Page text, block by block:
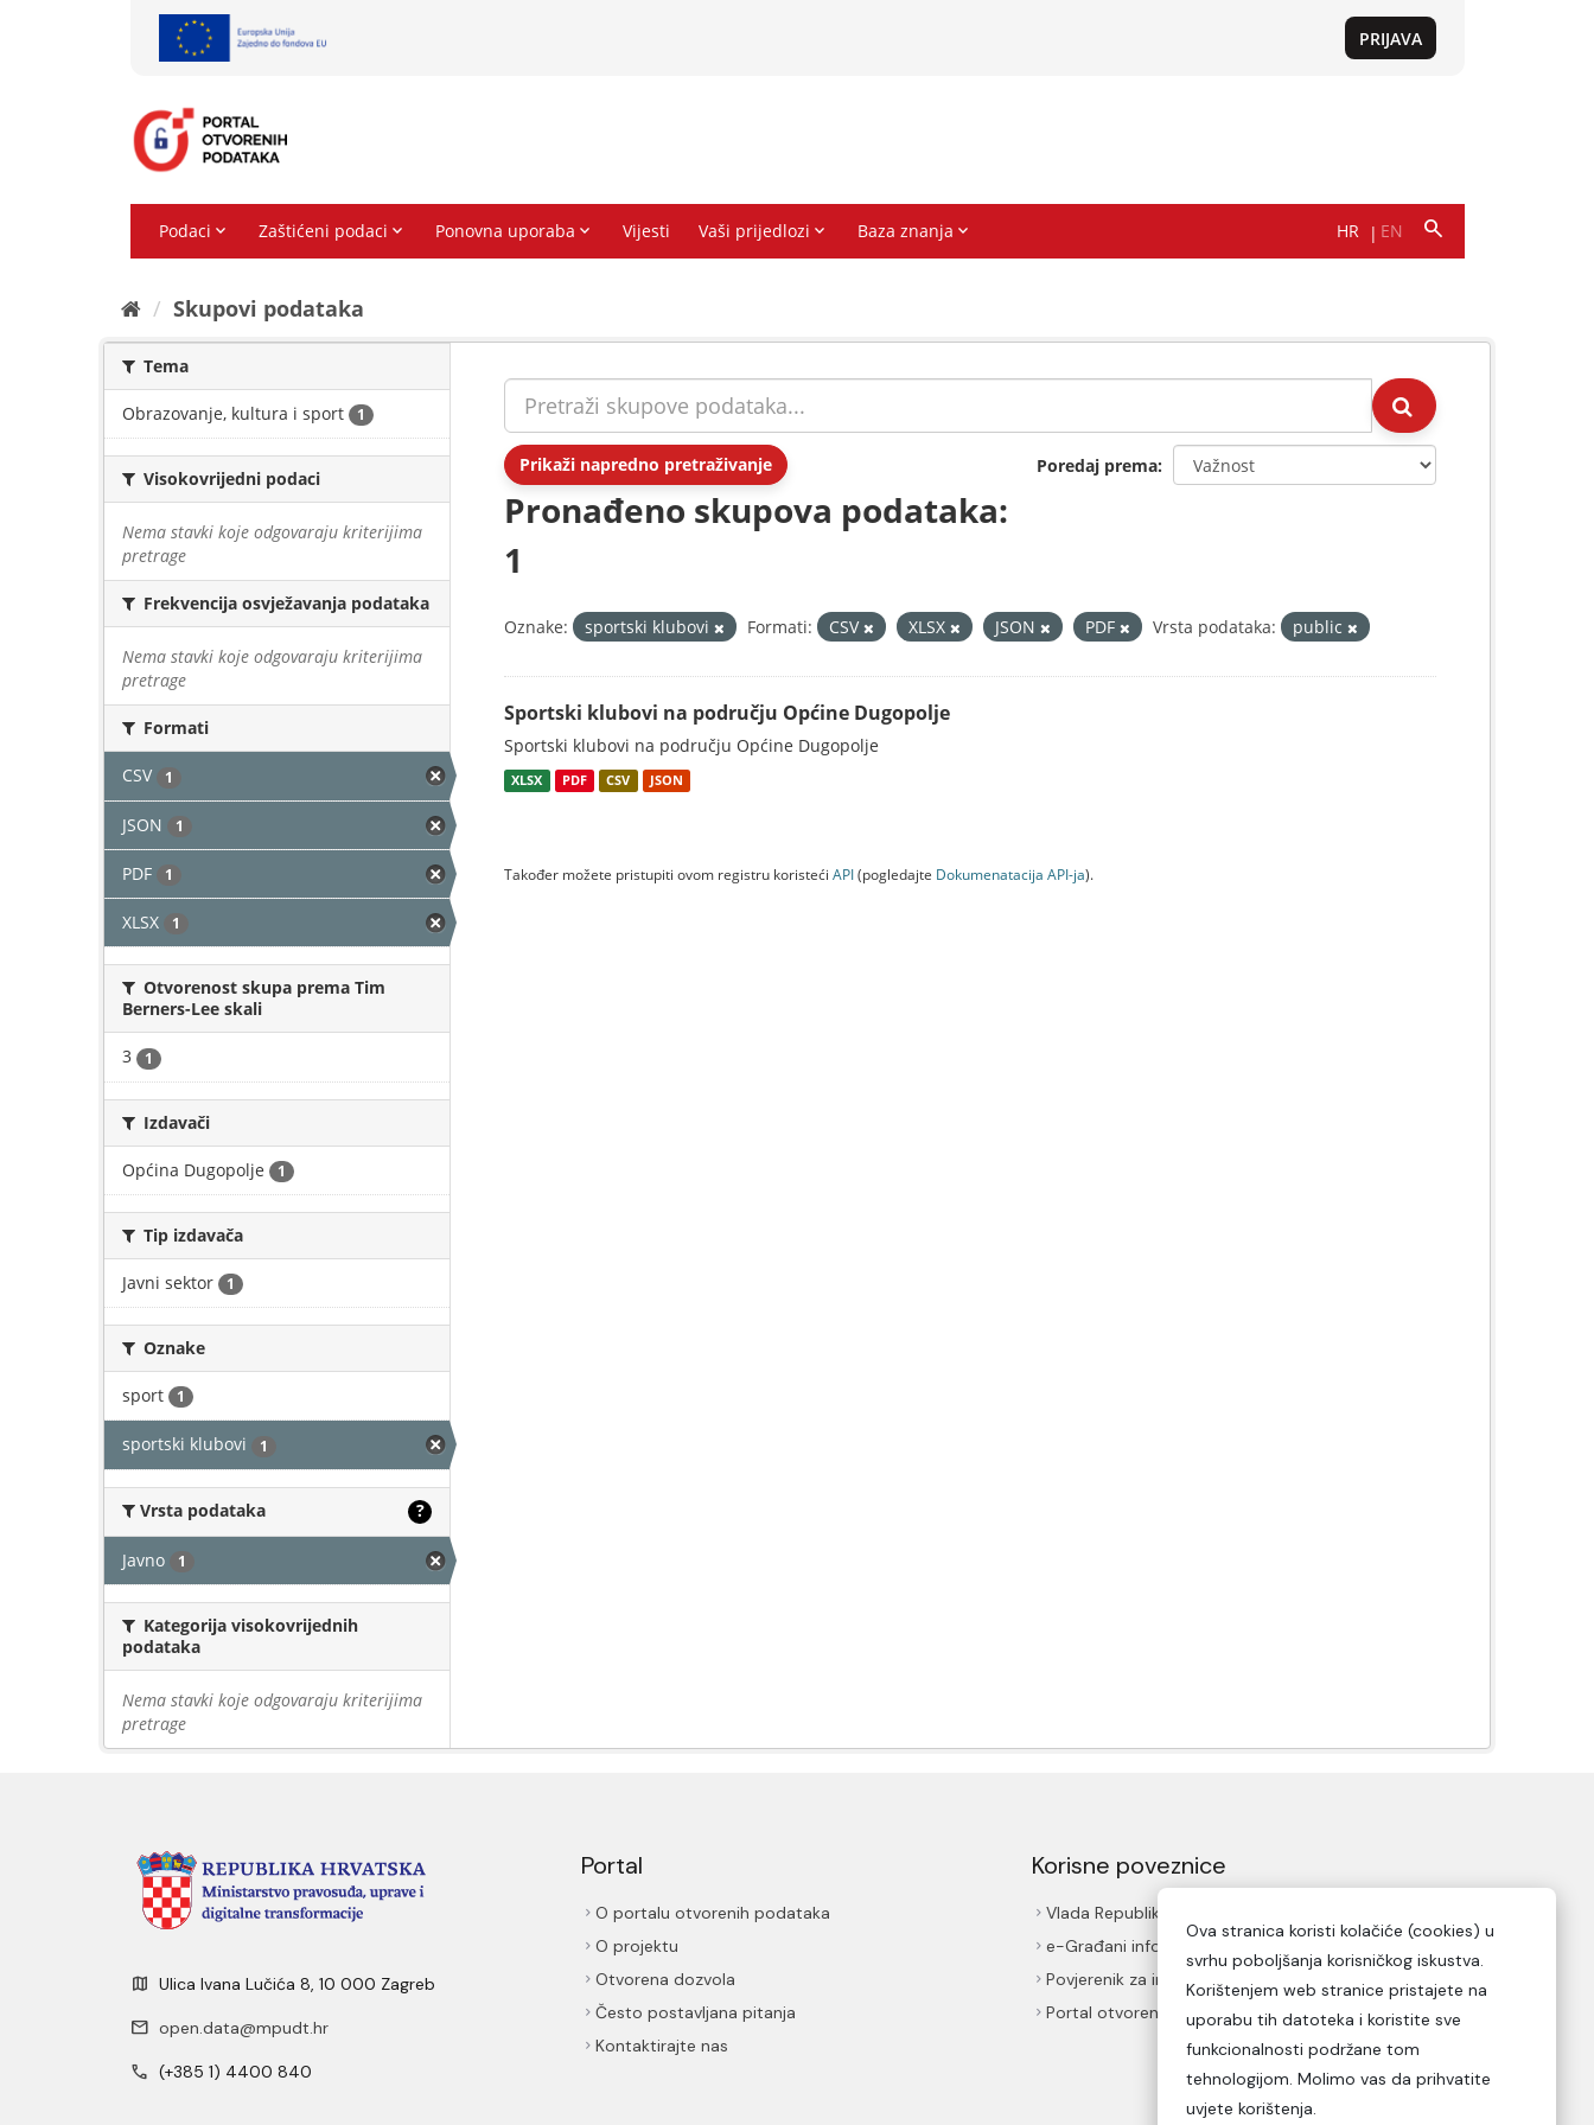
Skupovi podаtаkа
Tema
Obrazovanje, kultura i sport 1
Visokovrijedni podaci
Nema stavki koje odgovaraju kriterijima
pretrage
Frekvencija osvježavanja podataka
Nema stavki koje odgovaraju kriterijima
pretrage
Formati
CSV 1
JSON 1
PDF 1
XLSX 1
Otvorenost skupa prema Tim
Berners-Lee skali
3 1
Izdavači
Općina Dugopolje 1
Tip izdavača
Javni sektor 1
Oznake
sport 1
sportski klubovi 1
Vrsta podataka ?
Javno 1
Kategorija visokovrijednih
podataka
Nema stavki koje odgovaraju kriterijima
pretrage
Prikaži napredno pretraživanje Poredaj prema
Pronađeno skupova podataka:
1
Oznake: sportski klubovi Formati: CSV XLSX JSON PDF Vrsta podataka: public
Sportski klubovi na području Općine Dugopolje
Sportski klubovi na području Općine Dugopolje
XLSX PDF CSV JSON
Također možete pristupiti ovom registru koristeći API(pogledajte Dokumenаtаcijа API-jа).